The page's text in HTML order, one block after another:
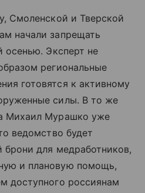
Смоленской и Тверской
начали запрещать
осенью. Эксперт не
региональные
готовятся к активному
силы. В то же
Михаил Мурашко уже
ведомство будет
брони для медработников,
и плановую помощь,
доступного россиянам